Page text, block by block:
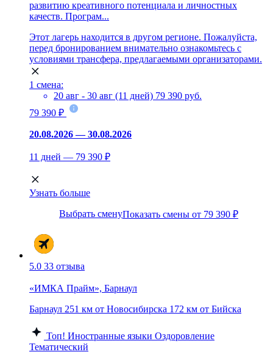
развитию креативного потенциала и личностных
качеств. Програм...
Этот лагерь находится в другом регионе. Пожалуйста,
перед бронированием внимательно ознакомьтесь с
условиями трансфера, предлагаемыми организаторами.
1 смена:
20 авг - 30 авг (11 дней) 79 390 руб.
79 390 ₽
20.08.2026 — 30.08.2026
11 дней — 79 390 ₽
Узнать больше
Выбрать сменуПоказать смены от 79 390 ₽
5.0 33 отзыва
«ИМКА Прайм», Барнаул
Барнаул 251 км от Новосибирска 172 км от Бийска
Топ! Иностранные языки Оздоровление
Тематический